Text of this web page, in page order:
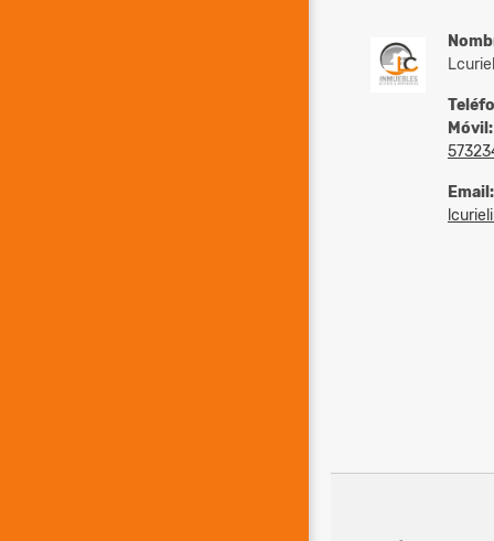
Móvil:
Email: